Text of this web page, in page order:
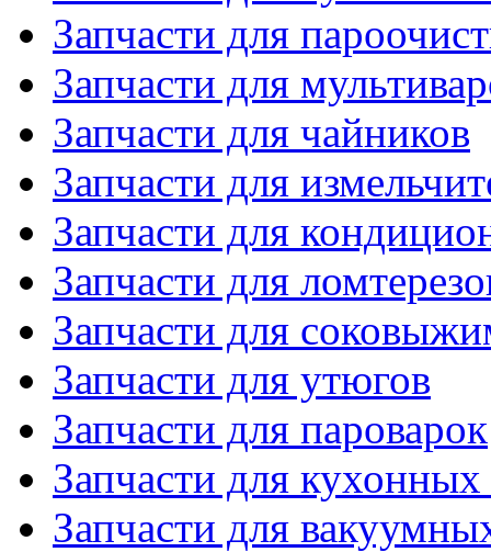
Запчасти для
Запчасти для
Запчасти для чайников
Запчасти для
Запчасти для
Запчасти для
Запчасти для
Запчасти для утюгов
Запчасти для пароварок
Запчасти для
Запчасти для